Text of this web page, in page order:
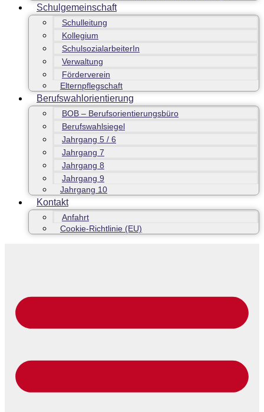
Schulgemeinschaft
Schulleitung
Kollegium
SchulsozialarbeiterIn
Verwaltung
Förderverein
Elternpflegschaft
Berufswahlorientierung
BOB – Berufsorientierungsbüro
Berufswahlsiegel
Jahrgang 5 / 6
Jahrgang 7
Jahrgang 8
Jahrgang 9
Jahrgang 10
Kontakt
Anfahrt
Cookie-Richtlinie (EU)